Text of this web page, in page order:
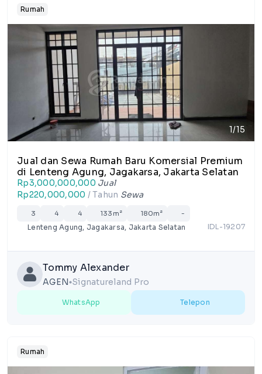
Rumah
1/15
Jual dan Sewa Rumah Baru Komersial Premium
di Lenteng Agung, Jagakarsa, Jakarta Selatan
Rp3,000,000,000 Jual
Rp220,000,000 / Tahun Sewa
3 4 4 133m² 180m² -
Lenteng Agung, Jagakarsa, Jakarta Selatan IDL-19207
Tommy Alexander
AGEN lens Signatureland Pro
WhatsApp Telepon
Rumah